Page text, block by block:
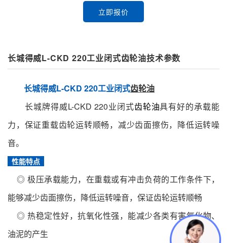
立即报价
长城得威L-CKD 220工业闭式齿轮油技术参数
长城得威L-CKD 220工业闭式齿轮油
长城牌得威L-CKD 220业闭式齿轮油具有好的承载能
力，保证重载齿轮运转顺畅，减少齿面擦伤，降低运转噪
音。
性能特点
◎ 极压承载能力，在重载或有冲击负荷的工作条件下，
能够减少齿面擦伤，降低运转噪音，保证齿轮运转顺畅
◎ 热稳定性好，抗氧化性强，能减少各类有害氧化物、
油泥的产生